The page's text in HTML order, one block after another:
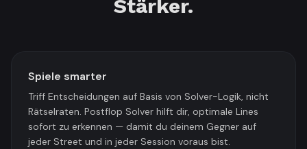
Stärker.
Spiele smarter
Triff Entscheidungen auf Basis von Solver-Logik, nicht
Rätselraten. Postflop Solver hilft dir, optimale Lines
sofort zu erkennen — damit du deinem Gegner auf
jeder Street und in jeder Session voraus bist.